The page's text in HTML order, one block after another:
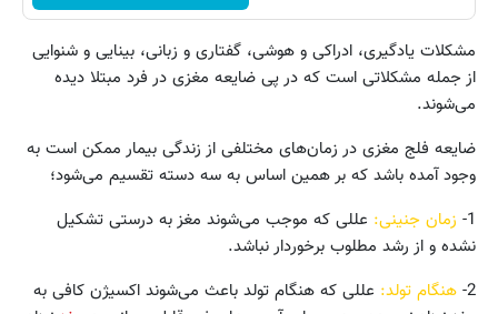
مشکلات یادگیری، ادراکی و هوشی، گفتاری و زبانی، بینایی و شنوایی
از جمله مشکلاتی است که در پی ضایعه مغزی در فرد مبتلا دیده
می‌شوند.
ضایعه فلج مغزی در زمان‌های مختلفی از زندگی بیمار ممکن است به
وجود آمده باشد که بر همین اساس به سه دسته تقسیم می‌شود؛
1- زمان جنینی: عللی که موجب می‌شوند مغز به درستی تشکیل
نشده و از رشد مطلوب برخوردار نباشد.
2- هنگام تولد: عللی که هنگام تولد باعث می‌شوند اکسیژن کافی به